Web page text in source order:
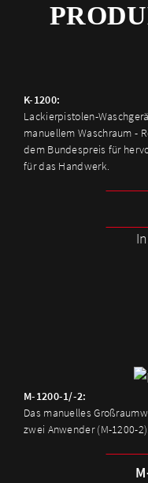
K-1200:
Lackierpistolen-
manuellem Waschraum -
dem Bundespreis für
für das Handwerk.
M-1200-1/-2:
Das manuelles
zwei Anwender (M-1200-2).